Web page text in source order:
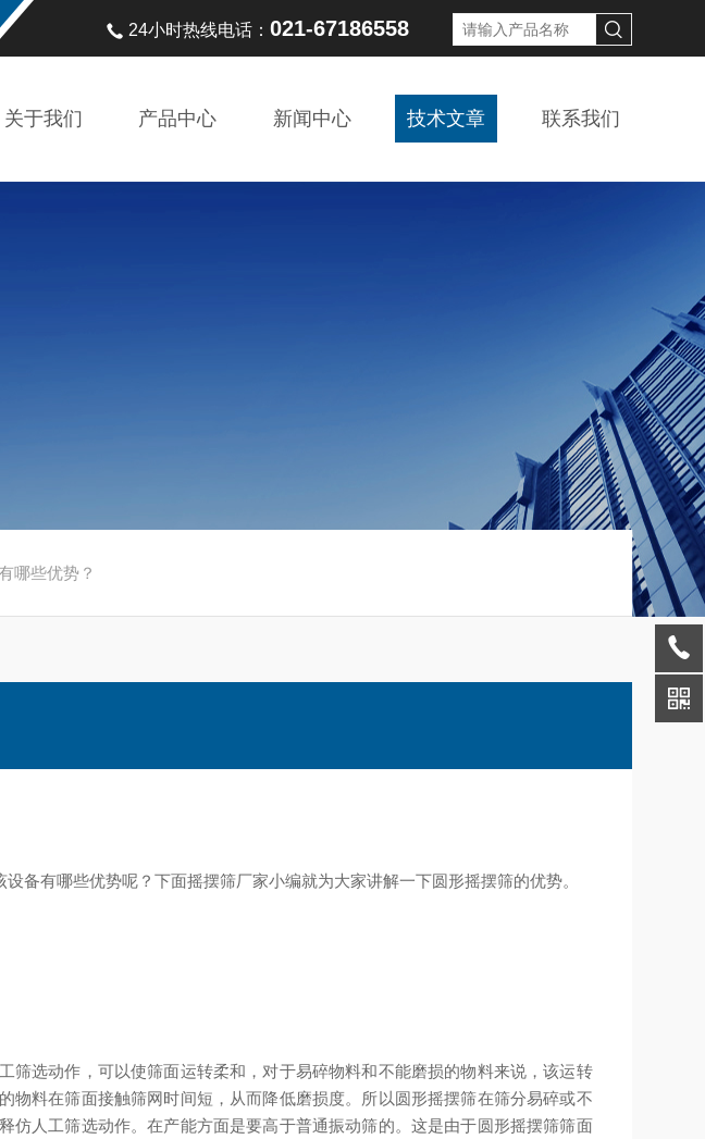
24小时热线电话： 021-67186558
关于我们 产品中心 新闻中心 技术文章 联系我们
哪些优势？
备有哪些优势呢？下面摇摆筛厂家小编就为大家讲解一下圆形摇摆筛的优势。
选动作，可以使筛面运转柔和，对于易碎物料和不能磨损的物料来说，该运转
料在筛面接触筛网时间短，从而降低磨损度。所以圆形摇摆筛在筛分易碎或不
仿人工筛选动作。在产能方面是要高于普通振动筛的。这是由于圆形摇摆筛筛面